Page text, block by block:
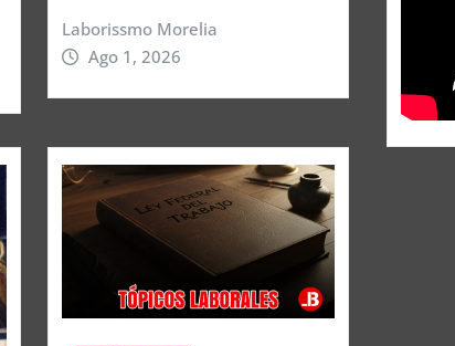
Laborissmo Morelia
Ago 1, 2026